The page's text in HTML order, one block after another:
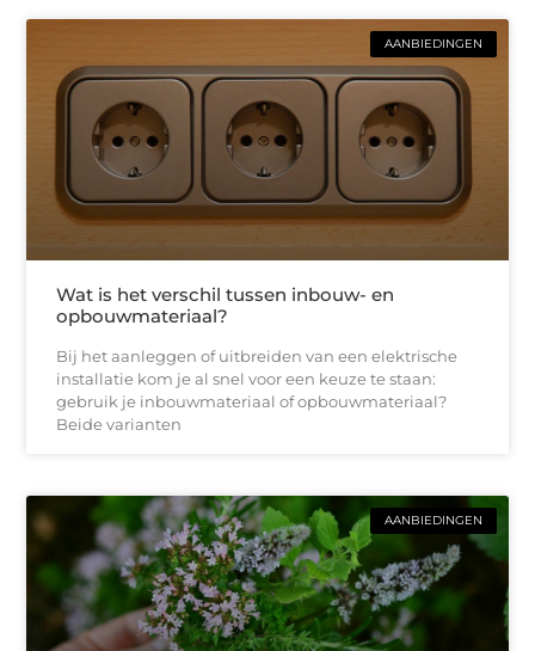
AANBIEDINGEN
Wat is het verschil tussen inbouw- en
opbouwmateriaal?
Bij het aanleggen of uitbreiden van een elektrische
installatie kom je al snel voor een keuze te staan:
gebruik je inbouwmateriaal of opbouwmateriaal?
Beide varianten
AANBIEDINGEN